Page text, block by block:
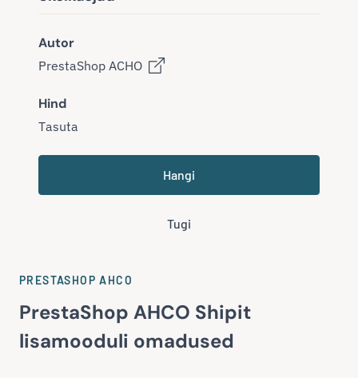
Autor
PrestaShop ACHO
Hind
Tasuta
Hangi
Tugi
PRESTASHOP AHCO
PrestaShop AHCO Shipit
lisamooduli omadused